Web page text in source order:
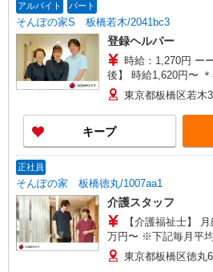
間外手当支給（超過1
アルバイト パート
そんぽの家S 板橋若木/2041bc3
登録ヘルパー
時給：1,270円 ーーーーーーー 【資格取得
後】 時給1,620円〜 ＊早朝夜間：時給2,003円〜
東京都板橋区若木
キープ
正社員
そんぽの家 板橋徳丸/1007aa1
介護スタッフ
【介護福祉士】
万円〜 ※下記毎月平均的に支払われる手当を含み
ます。 ・職務手当 ・
当 ・（東京都）居住
東京都板橋区徳丸